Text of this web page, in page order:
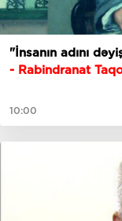
"İnsanın adını
- Rabindranat
10:00